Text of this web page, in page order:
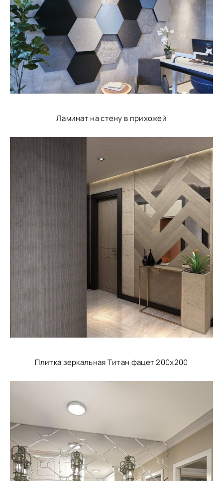
Ламинат на стену в прихожей
Плитка зеркальная Титан фацет 200х200